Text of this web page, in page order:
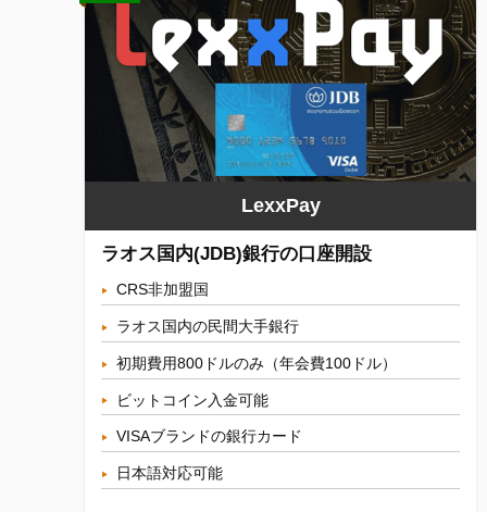
LexxPay
ラオス国内(JDB)銀行の口座開設
CRS非加盟国
ラオス国内の民間大手銀行
初期費用800ドルのみ（年会費100ドル）
ビットコイン入金可能
VISAブランドの銀行カード
日本語対応可能